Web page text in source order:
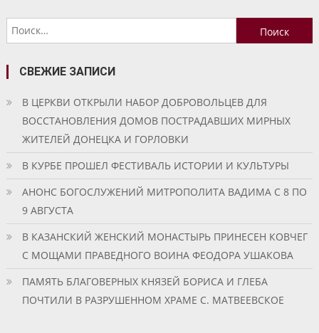
Найти:
СВЕЖИЕ ЗАПИСИ
В ЦЕРКВИ ОТКРЫЛИ НАБОР ДОБРОВОЛЬЦЕВ ДЛЯ
ВОССТАНОВЛЕНИЯ ДОМОВ ПОСТРАДАВШИХ МИРНЫХ
ЖИТЕЛЕЙ ДОНЕЦКА И ГОРЛОВКИ
В КУРБЕ ПРОШЕЛ ФЕСТИВАЛЬ ИСТОРИИ И КУЛЬТУРЫ
АНОНС БОГОСЛУЖЕНИЙ МИТРОПОЛИТА ВАДИМА С 8 ПО
9 АВГУСТА
В КАЗАНСКИЙ ЖЕНСКИЙ МОНАСТЫРЬ ПРИНЕСЕН КОВЧЕГ
С МОЩАМИ ПРАВЕДНОГО ВОИНА ФЕОДОРА УШАКОВА
ПАМЯТЬ БЛАГОВЕРНЫХ КНЯЗЕЙ БОРИСА И ГЛЕБА
ПОЧТИЛИ В РАЗРУШЕННОМ ХРАМЕ С. МАТВЕЕВСКОЕ